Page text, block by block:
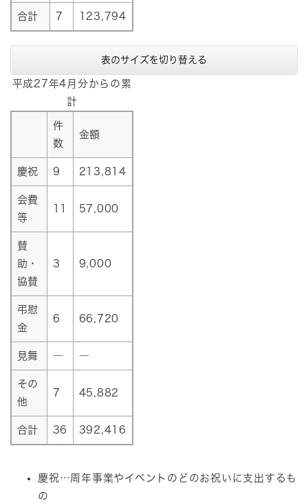
合計 7 123,794
表のサイズを切り替える
平成27年4月分からの累
計
件
数
金額
慶祝 9 213,814
会費
等
11 57,000
賛
助・
協賛
3 9,000
弔慰
金
6 66,720
見舞 ― ―
その
他
7 45,882
合計 36 392,416
慶祝…周年事業やイベントのどのお祝いに支出するも
の